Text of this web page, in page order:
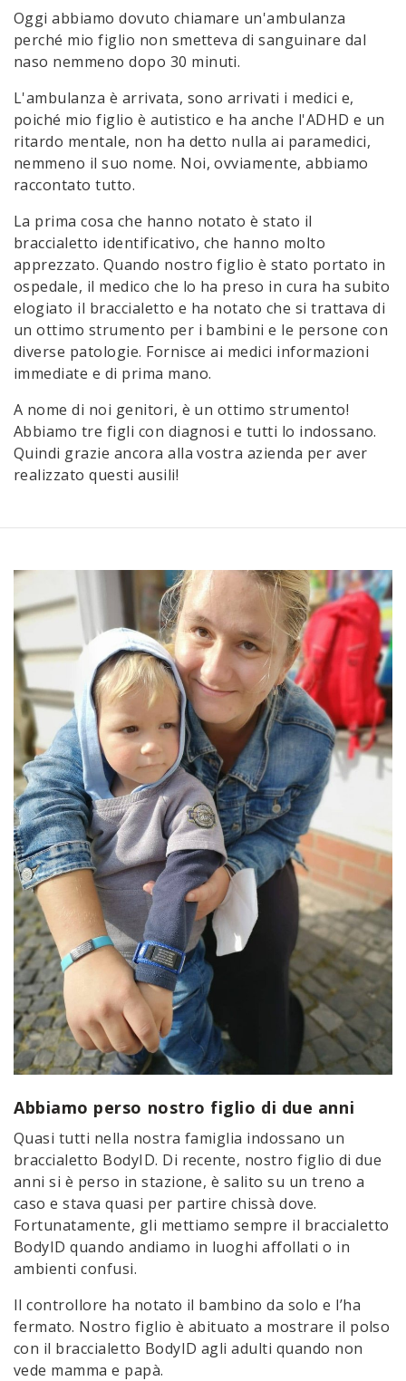
Oggi abbiamo dovuto chiamare un'ambulanza
perché mio figlio non smetteva di sanguinare dal
naso nemmeno dopo 30 minuti.
L'ambulanza è arrivata, sono arrivati i medici e,
poiché mio figlio è autistico e ha anche l'ADHD e un
ritardo mentale, non ha detto nulla ai paramedici,
nemmeno il suo nome. Noi, ovviamente, abbiamo
raccontato tutto.
La prima cosa che hanno notato è stato il
braccialetto identificativo, che hanno molto
apprezzato. Quando nostro figlio è stato portato in
ospedale, il medico che lo ha preso in cura ha subito
elogiato il braccialetto e ha notato che si trattava di
un ottimo strumento per i bambini e le persone con
diverse patologie. Fornisce ai medici informazioni
immediate e di prima mano.
A nome di noi genitori, è un ottimo strumento!
Abbiamo tre figli con diagnosi e tutti lo indossano.
Quindi grazie ancora alla vostra azienda per aver
realizzato questi ausili!
Abbiamo perso nostro figlio di due anni
Quasi tutti nella nostra famiglia indossano un
braccialetto BodyID. Di recente, nostro figlio di due
anni si è perso in stazione, è salito su un treno a
caso e stava quasi per partire chissà dove.
Fortunatamente, gli mettiamo sempre il braccialetto
BodyID quando andiamo in luoghi affollati o in
ambienti confusi.
Il controllore ha notato il bambino da solo e l’ha
fermato. Nostro figlio è abituato a mostrare il polso
con il braccialetto BodyID agli adulti quando non
vede mamma e papà.